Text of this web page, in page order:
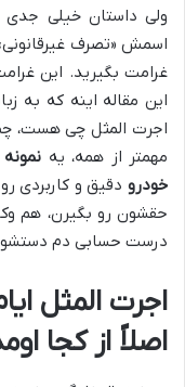
ولی داستان خیلی جدی
اسمش «تصرف
غرامت بگیرید. این
این مقاله اینه که به
اجرت المثل چی هست،
مهمتر از همه، یه
خودرو دقیق و کاربردی
حقشون رو بگیرن، هم
درست حسابی دم
اجرت المثل
اصلاً از کجا